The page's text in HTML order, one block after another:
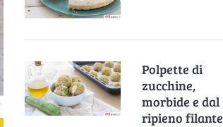
Polpette di
zucchine,
morbide e dal
ripieno filante